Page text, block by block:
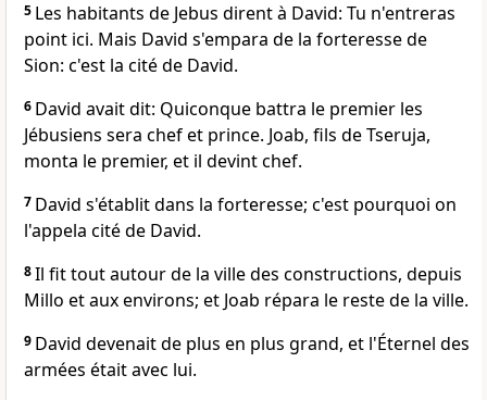
5 Les habitants de Jebus dirent à David: Tu n'entreras
point ici. Mais David s'empara de la forteresse de
Sion: c'est la cité de David.
6 David avait dit: Quiconque battra le premier les
Jébusiens sera chef et prince. Joab, fils de Tseruja,
monta le premier, et il devint chef.
7 David s'établit dans la forteresse; c'est pourquoi on
l'appela cité de David.
8Il fit tout autour de la ville des constructions, depuis
Millo et aux environs; et Joab répara le reste de la ville.
9 David devenait de plus en plus grand, et l'Éternel des
armées était avec lui.